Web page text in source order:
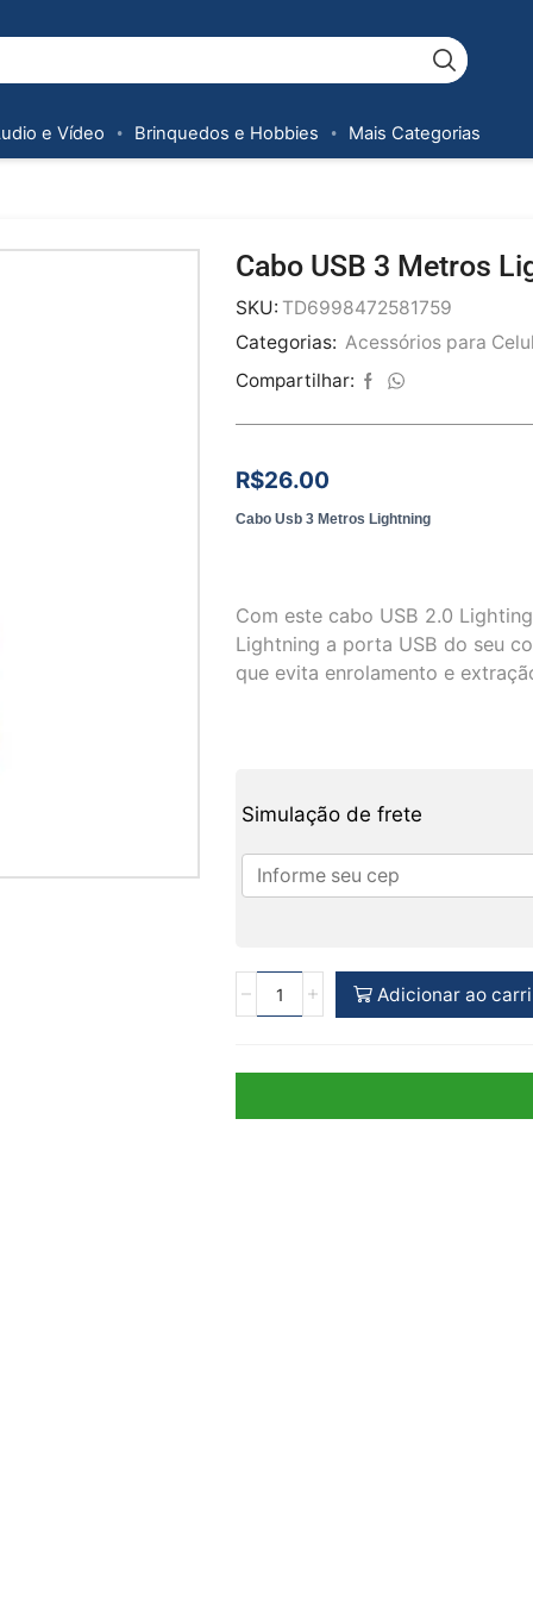
e Vídeo Brinquedos e Hobbies Mais Categorias
Cabo USB 3 Metros
SKU: TD6998472581759
Categorias: Acessórios para
Compartilhar:
R$26.00
Cabo Usb 3 Metros Lightning
Com este cabo USB 2.0
Lightning a porta USB do seu
que evita enrolamento e
Simulação de frete
Adicionar ao